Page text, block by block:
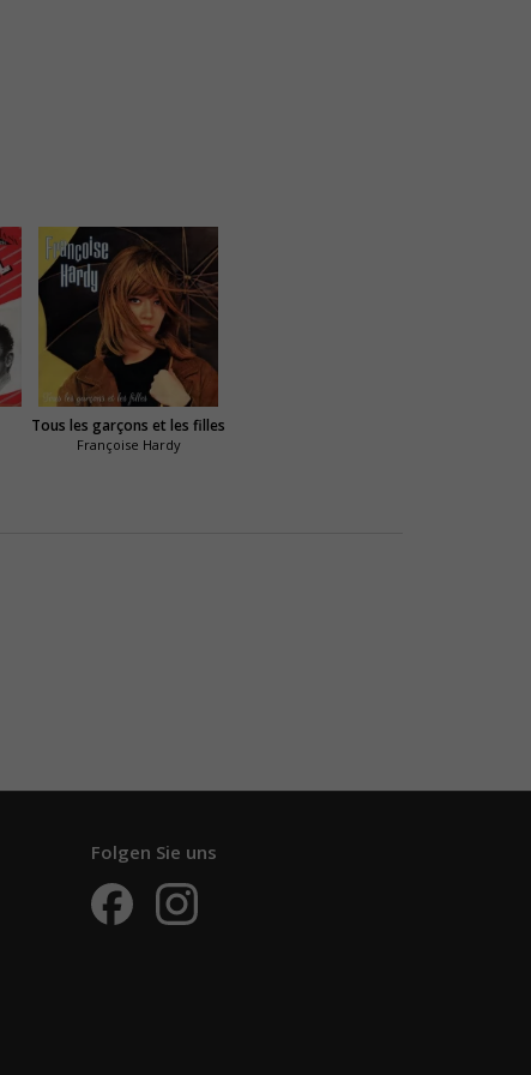
Tous les garçons et les filles
Françoise Hardy
Folgen Sie uns